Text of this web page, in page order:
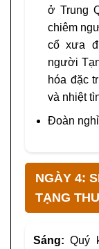
ở Trung
chiêm
cổ xưa
người
hóa đặc
và nhiệt
Đoàn
NGÀY 4:
TẠNG
Sáng: Quý